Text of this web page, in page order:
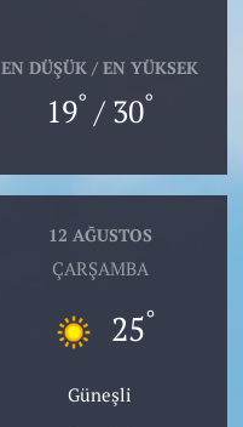
EN DÜŞÜK / EN YÜKSEK
19° / 30°
12 AĞUSTOS
ÇARŞAMBA
25°
Güneşli